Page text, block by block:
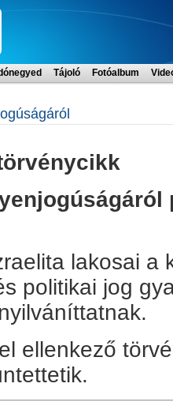
Tájoló Fotóalbum
örvénycikk
úságáról
lakosai a
politikai jog
ellenkező